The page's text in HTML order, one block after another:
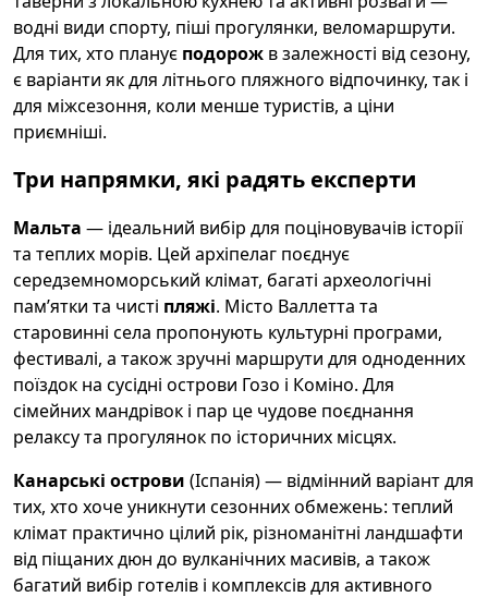
водні види спорту, піші прогулянки, веломаршрути.
Для тих, хто планує подорож в залежності від сезону,
є варіанти як для літнього пляжного відпочинку, так і
для міжсезоння, коли менше туристів, а ціни
приємніші.
Три напрямки, які радять експерти
Мальта — ідеальний вибір для поціновувачів історії
та теплих морів. Цей архіпелаг поєднує
середземноморський клімат, багаті археологічні
пам’ятки та чисті пляжі. Місто Валлетта та
старовинні села пропонують культурні програми,
фестивалі, а також зручні маршрути для одноденних
поїздок на сусідні острови Гозо і Коміно. Для
сімейних мандрівок і пар це чудове поєднання
релаксу та прогулянок по історичних місцях.
Канарські острови (Іспанія) — відмінний варіант для
тих, хто хоче уникнути сезонних обмежень: теплий
клімат практично цілий рік, різноманітні ландшафти
від піщаних дюн до вулканічних масивів, а також
багатий вибір готелів і комплексів для активного